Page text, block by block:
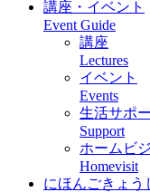
講座・イベント
Event Guide
講座
Lectures
イベント
Events
生活サポ
Support
ホームビ
Homevisit
にほんごきょう